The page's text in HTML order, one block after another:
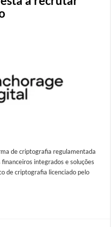
de criptografia regulamentada
integrados e soluções
de criptografia licenciado pelo